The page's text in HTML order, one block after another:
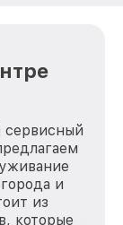
сервисный
и
из
которые